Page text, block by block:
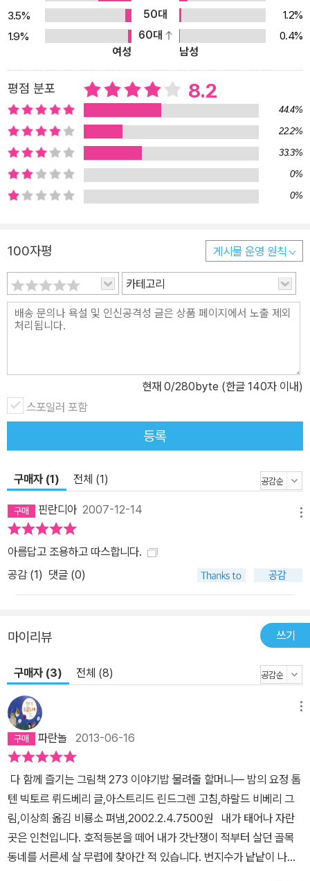
3.5%
50대
1.2%
1.9%
60대
0.4%
여성
남성
평점 분포 8.2
44.4%
22.2%
33.3%
0%
0%
100자평 게시물 운영 원칙
카테고리
현재 0/280byte (한글 140자 이내)
스포일러 포함
등록
구매자 (1) 전체 (1)
핀란디아2007-12-14
아름답고 조용하고 따스합니다.
공감 (1) 댓글 (0)
마이리뷰 쓰기
구매자 (3) 전체 (8)
파란놀 2013-06-16
다 함께 즐기는 그림책 273 이야기밥 물려줄 할머니― 밤의 요정 톰
텐 빅토르 뤼드베리 글,아스트리드 린드그렌 고침,하랄드 비베리 그
림,이상희 옮김 비룡소 펴냄,2002.2.4.7500원 내가 태어나 자란
곳은 인천입니다. 호적등본을 떼어 내가 갓난쟁이 적부터 살던 골목
동네를 서른세 살 무렵에 찾아간 적 있습니다. 번지수가 낱낱이 나오